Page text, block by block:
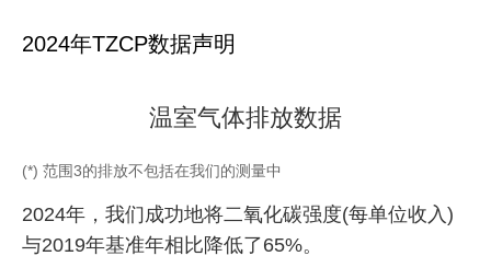
2024年TZCP数据声明
温室气体排放数据
(*) 范围3的排放不包括在我们的测量中
2024年，我们成功地将二氧化碳强度(每单位收入)
与2019年基准年相比降低了65%。